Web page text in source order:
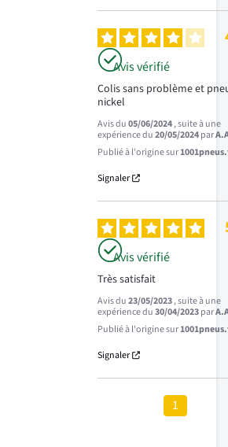
Avis vérifié
Colis sans problème et
nickel
Avis du05/06/2024, suite à une
expérience du20/05/2024par
Publié à l'origine sur
Signaler
Avis vérifié
Très satisfait
Avis du23/05/2023, suite à une
expérience du30/04/2023par
Publié à l'origine sur
Signaler
1